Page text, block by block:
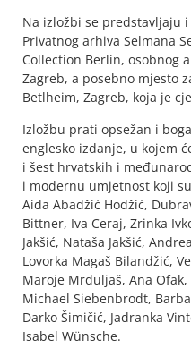
Na izložbi se predstavljaju
Privatnog arhiva Selmana
Collection Berlin, osobnog
Zagreb, a posebno mjesto
Betlheim, Zagreb, koja je
Izložbu prati opsežan i
englesko izdanje, u kojem
i šest hrvatskih i
i modernu umjetnost koji
Aida Abadžić Hodžić,
Bittner, Iva Ceraj, Zrinka
Jakšić, Nataša Jakšić,
Lovorka Magaš Bilandžić,
Maroje Mrduljaš, Ana Ofak,
Michael Siebenbrodt,
Darko Šimičić, Jadranka
Isabel Wünsche.